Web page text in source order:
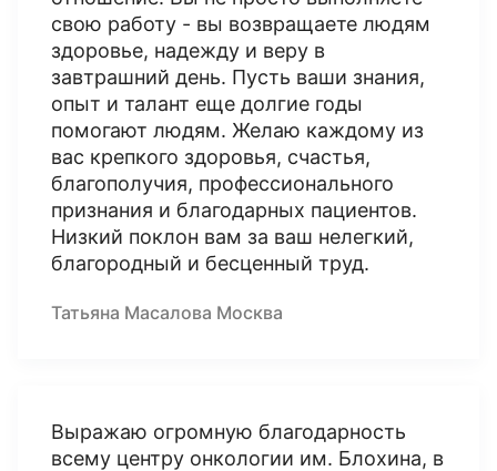
свою работу - вы возвращаете людям
здоровье, надежду и веру в
завтрашний день. Пусть ваши знания,
опыт и талант еще долгие годы
помогают людям. Желаю каждому из
вас крепкого здоровья, счастья,
благополучия, профессионального
признания и благодарных пациентов.
Низкий поклон вам за ваш нелегкий,
благородный и бесценный труд.
Татьяна Масалова Москва
Выражаю огромную благодарность
всему центру онкологии им. Блохина, в